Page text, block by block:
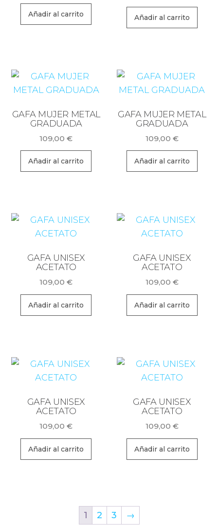
Añadir al carrito Añadir al carrito
GAFA MUJER METAL
GRADUADA
109,00€
Añadir al carrito
GAFA MUJER METAL
GRADUADA
109,00 €
Añadir al carrito
GAFA UNISEX
ACETATO
109,00€
Añadir al carrito
GAFA UNISEX
ACETATO
109,00 €
Añadir al carrito
GAFA UNISEX
ACETATO
109,00€
Añadir al carrito
GAFA UNISEX
ACETATO
109,00 €
Añadir al carrito
1 2 3 →